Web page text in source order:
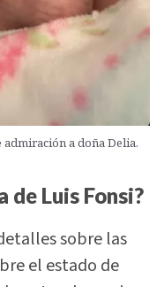
a doña Delia.
de Luis Fonsi?
sobre las
el estado de